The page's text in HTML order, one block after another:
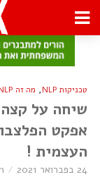
טכניקות NLP , מה זה NLP?
שיחה על
אפקט
העצמית !
24 בפברואר 2021